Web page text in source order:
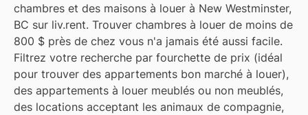
chambres et des maisons à louer à New Westminster,
BC sur liv.rent. Trouver chambres à louer de moins de
800 $ près de chez vous n'a jamais été aussi facile.
Filtrez votre recherche par fourchette de prix (idéal
pour trouver des appartements bon marché à louer),
des appartements à louer meublés ou non meublés,
des locations acceptant les animaux de compagnie,